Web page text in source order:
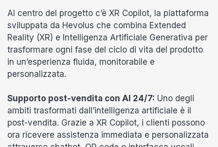
Al centro del progetto c’è XR Copilot, la piattaforma
sviluppata da Hevolus che combina Extended
Reality (XR) e Intelligenza Artificiale Generativa per
trasformare ogni fase del ciclo di vita del prodotto
in un’esperienza fluida, monitorabile e
personalizzata.
Supporto post-vendita con AI 24/7: Uno degli
ambiti trasformati dall’intelligenza artificiale è il
post-vendita. Grazie a XR Copilot, i clienti possono
ora ricevere assistenza immediata e personalizzata